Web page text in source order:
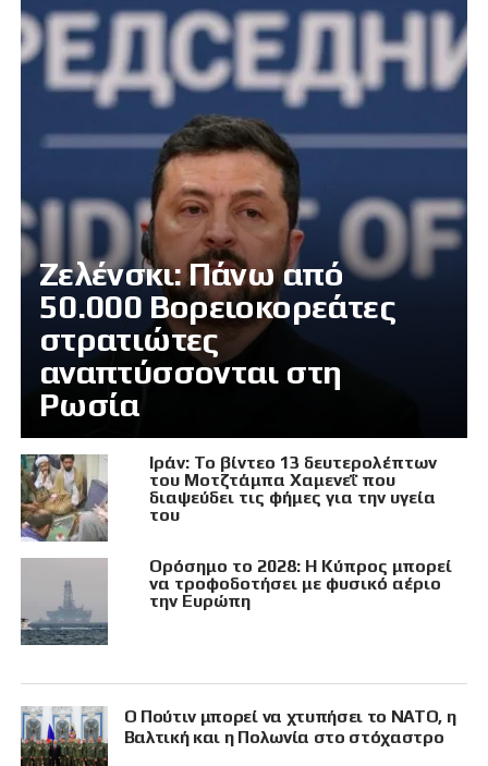
Ζελένσκι: Πάνω από
50.000 Βορειοκορεάτες
στρατιώτες
αναπτύσσονται στη
Ρωσία
Ιράν: Το βίντεο 13 δευτερολέπτων
του Μοτζτάμπα Χαμενεΐ που
διαψεύδει τις φήμες για την υγεία
του
Ορόσημο το 2028: Η Κύπρος μπορεί
να τροφοδοτήσει με φυσικό αέριο
την Ευρώπη
Ο Πούτιν μπορεί να χτυπήσει το ΝΑΤΟ, η
Βαλτική και η Πολωνία στο στόχαστρο